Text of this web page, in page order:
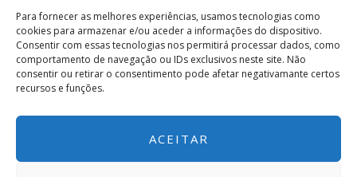
Para fornecer as melhores experiências, usamos tecnologias como
cookies para armazenar e/ou aceder a informações do dispositivo.
Consentir com essas tecnologias nos permitirá processar dados, como
comportamento de navegação ou IDs exclusivos neste site. Não
consentir ou retirar o consentimento pode afetar negativamante certos
recursos e funções.
ACEITAR